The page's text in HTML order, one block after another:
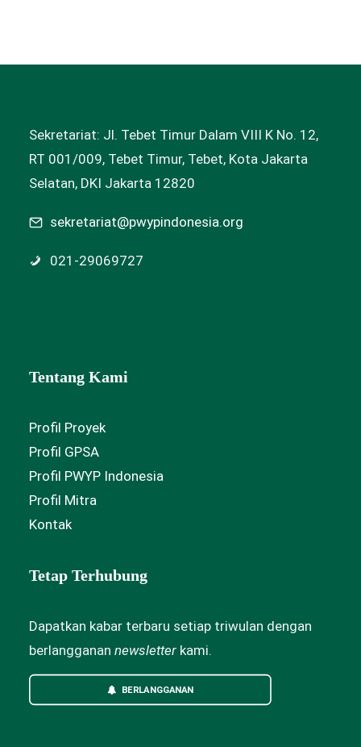
Sekretariat: Jl. Tebet Timur Dalam VIII K No. 12,
RT 001/009, Tebet Timur, Tebet, Kota Jakarta
Selatan, DKI Jakarta 12820
sekretariat@pwypindonesia.org
021-29069727
Tentang Kami
Profil Proyek
Profil GPSA
Profil PWYP Indonesia
Profil Mitra
Kontak
Tetap Terhubung
Dapatkan kabar terbaru setiap triwulan dengan
berlangganan newsletter kami.
BERLANGGANAN